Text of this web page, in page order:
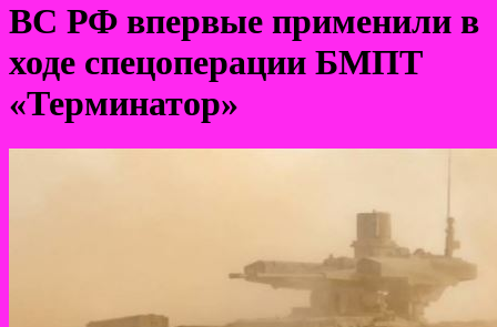
ВС РФ впервые применили в
ходе спецоперации БМПТ
«Терминатор»